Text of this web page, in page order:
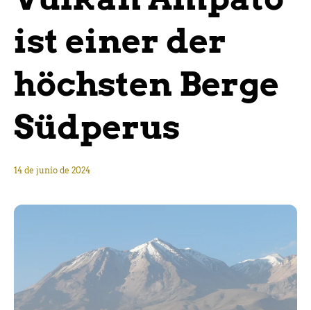
ist einer der
höchsten Berge
Südperus
14 de junio de 2024